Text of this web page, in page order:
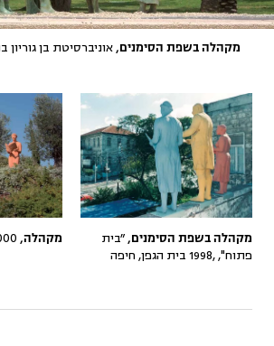
מקהלה בשפת הסימנים,אוניברסיטת בן גוריון בנגב, 2015,
מקהלה, מקהלה בשפת הסימנים,״בית
פתוח", ,1998 בית הגפן, חיפה